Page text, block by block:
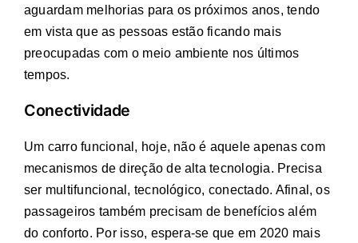
aguardam melhorias para os próximos anos, tendo
em vista que as pessoas estão ficando mais
preocupadas com o meio ambiente nos últimos
tempos.
Conectividade
Um carro funcional, hoje, não é aquele apenas com
mecanismos de direção de alta tecnologia. Precisa
ser multifuncional, tecnológico, conectado. Afinal, os
passageiros também precisam de benefícios além
do conforto. Por isso, espera-se que em 2020 mais